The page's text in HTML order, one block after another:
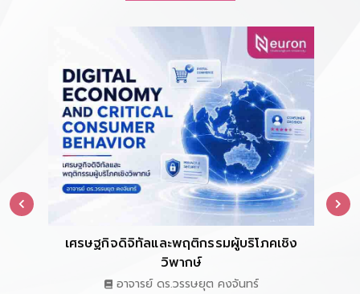
เศรษฐกิจดิจิทัลและพฤติกรรมผู้บริโภคเชิง
วิพากษ์
อาจารย์ ดร.วรรษยุต คงจันทร์